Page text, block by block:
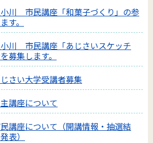
川 市民講座「和菓子づくり」の参
す。
川 市民講座「あじさいスケッチ
募集します。
さい大学受講者募集
講座について
講座について（開講情報・抽選結
表）